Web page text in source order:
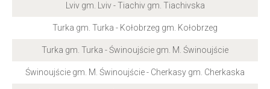
Lviv gm. Lviv - Tiachiv gm. Tiachivska
Turka gm. Turka - Kołobrzeg gm. Kołobrzeg
Turka gm. Turka - Świnoujście gm. M. Świnoujście
Świnoujście gm. M. Świnoujście - Cherkasy gm. Cherkaska